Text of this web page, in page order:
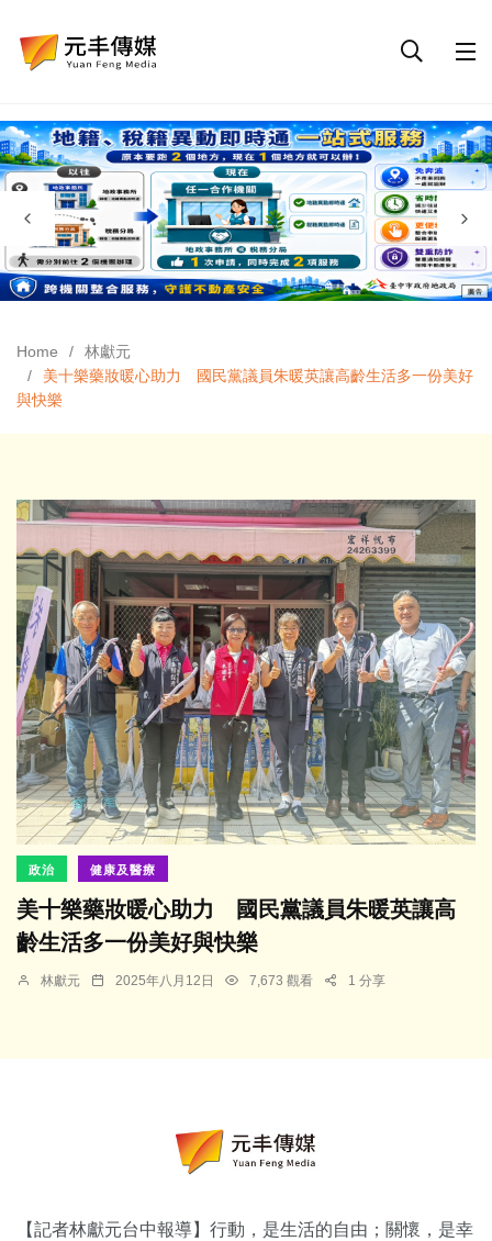
Home
林獻元
美十樂藥妝暖心助力 國民黨議員朱暖英讓高齡生活多一份美好
與快樂
政治 健康及醫療
美十樂藥妝暖心助力 國民黨議員朱暖英讓高
齡生活多一份美好與快樂
林獻元 2025年八月12日 7,673 觀看 1 分享
【記者林獻元台中報導】行動，是生活的自由；關懷，是幸